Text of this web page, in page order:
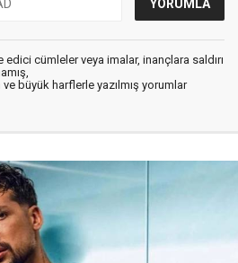
cümleler veya imalar, inançlara saldırı
büyük harflerle yazılmış yorumlar